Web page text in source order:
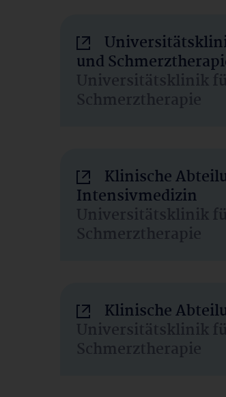
und
Universitätsklinik
Schmerztherapie
Klinische
Intensivmedizin
Universitätsklinik
Schmerztherapie
Klinische
Universitätsklinik
Schmerztherapie